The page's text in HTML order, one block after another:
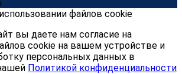
файлов cookie
вы даете нам согласие на
cookie на вашем устройстве и
персональных данных в
Политикой конфиденциальности